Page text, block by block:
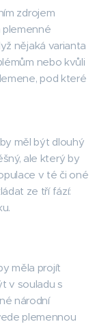
zdrojem
plemenné
nějaká varianta
nebo kvůli
pod které
měl být dlouhý
ale který by
v té či oné
ze tří fází:
měla projít
v souladu s
národní
plemennou